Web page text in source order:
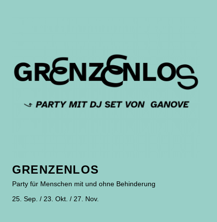
GRENZENLOS
Party für Menschen mit und ohne Behinderung
25. Sep. / 23. Okt. / 27. Nov.